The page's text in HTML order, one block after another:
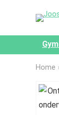
Home